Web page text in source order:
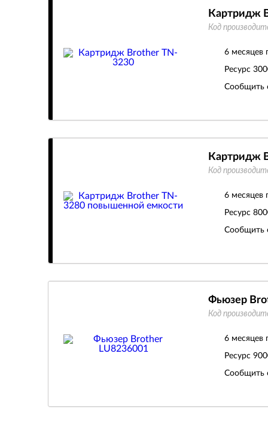
Картридж
Код
6 месяцев
Ресурс
Сообщить
Картридж
Код
6 месяцев
Ресурс
Сообщить
Фьюзер
Код
6 месяцев
Ресурс
Сообщить